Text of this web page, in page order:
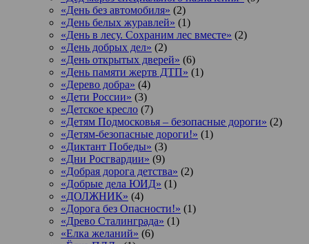
«День без автомобиля» (2)
«День белых журавлей» (1)
«День в лесу. Сохраним лес вместе» (2)
«День добрых дел» (2)
«День открытых дверей» (6)
«День памяти жертв ДТП» (1)
«Дерево добра» (4)
«Дети России» (3)
«Детское кресло (7)
«Детям Подмосковья – безопасные дороги» (2)
«Детям-безопасные дороги!» (1)
«Диктант Победы» (3)
«Дни Росгвардии» (9)
«Добрая дорога детства» (2)
«Добрые дела ЮИД» (1)
«ДОЛЖНИК» (4)
«Дорога без Опасности!» (1)
«Древо Сталинграда» (1)
«Елка желаний» (6)